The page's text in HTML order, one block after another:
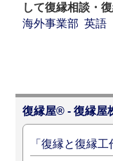
して復縁相談・
海外事業部 英語
復縁屋® - 復縁屋
「復縁と復縁